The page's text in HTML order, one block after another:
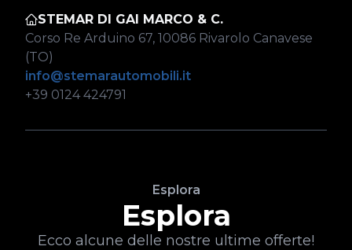
STEMAR DI GAI MARCO & C.
Corso Re Arduino 67, 10086 Rivarolo Canavese
(TO)
info@stemarautomobili.it
+39 0124 424791
Esplora
Esplora
Ecco alcune delle nostre ultime offerte!